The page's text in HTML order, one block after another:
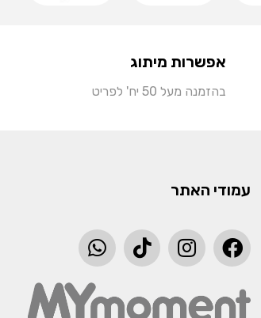
אפשרות מיתוג
בהזמנה מעל 50 יח' לפריט
עמודי האתר